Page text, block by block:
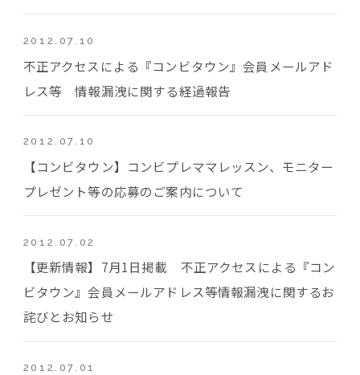
2012.07.10
不正アクセスによる『コンビタウン』会員メールアド
レス等 情報漏洩に関する経過報告
2012.07.10
【コンビタウン】コンビプレママレッスン、モニター
プレゼント等の応募のご案内について
2012.07.02
【更新情報】7月1日掲載 不正アクセスによる『コン
ビタウン』会員メールアドレス等情報漏洩に関するお
詫びとお知らせ
2012.07.01